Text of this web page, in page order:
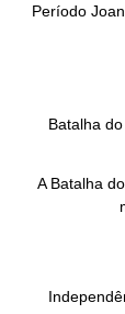
Período
Batalha
A Batalha